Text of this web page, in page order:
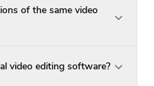
of the same video
video editing software?